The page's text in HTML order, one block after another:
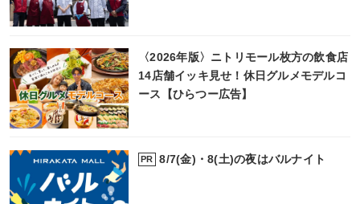
〈2026年版〉ニトリモール枚方の飲食店
14店舗イッキ見せ！休日グルメモデルコ
ース【ひらつー広告】
PR 8/7(金)・8(土)の夜はバルナイト